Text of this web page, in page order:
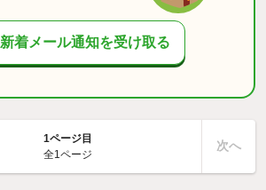
新着メール通知を受け取る
1ページ目
全1ページ
次へ